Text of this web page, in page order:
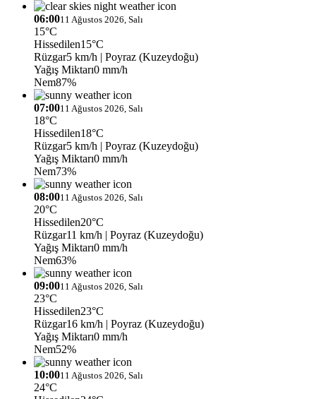
06:0011 Ağustos 2026, Salı
15°C
Hissedilen15°C
Rüzgar5 km/h | Poyraz (Kuzeydoğu)
Yağış Miktarı0 mm/h
Nem87%
07:0011 Ağustos 2026, Salı
18°C
Hissedilen18°C
Rüzgar5 km/h | Poyraz (Kuzeydoğu)
Yağış Miktarı0 mm/h
Nem73%
08:0011 Ağustos 2026, Salı
20°C
Hissedilen20°C
Rüzgar11 km/h | Poyraz (Kuzeydoğu)
Yağış Miktarı0 mm/h
Nem63%
09:0011 Ağustos 2026, Salı
23°C
Hissedilen23°C
Rüzgar16 km/h | Poyraz (Kuzeydoğu)
Yağış Miktarı0 mm/h
Nem52%
10:0011 Ağustos 2026, Salı
24°C